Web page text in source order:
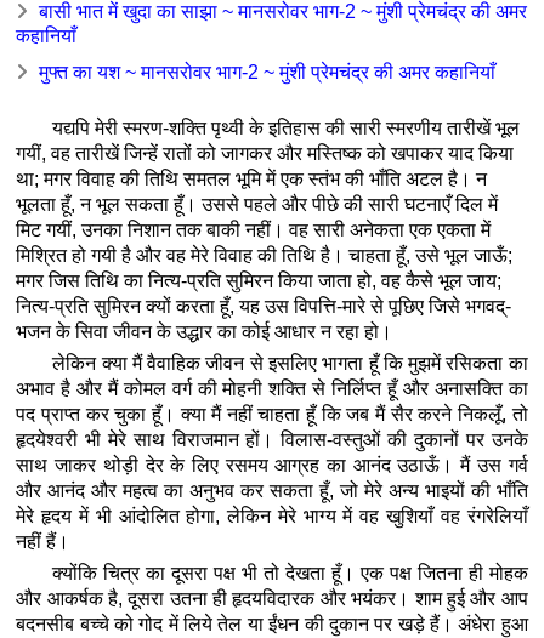
बासी भात में खुदा का साझा ~ मानसरोवर भाग-2 ~ मुंशी प्रेमचंद्र की अमर
कहानियाँ
मुफ्त का यश ~ मानसरोवर भाग-2 ~ मुंशी प्रेमचंद्र की अमर कहानियाँ
यद्यपि मेरी स्मरण-शक्ति पृथ्वी के इतिहास की सारी स्मरणीय तारीखें भूल
गयीं, वह तारीखें जिन्हें रातों को जागकर और मस्तिष्क को खपाकर याद किया
था; मगर विवाह की तिथि समतल भूमि में एक स्तंभ की भाँति अटल है। न
भूलता हूँ, न भूल सकता हूँ। उससे पहले और पीछे की सारी घटनाएँ दिल में
मिट गयीं, उनका निशान तक बाकी नहीं। वह सारी अनेकता एक एकता में
मिश्रित हो गयी है और वह मेरे विवाह की तिथि है। चाहता हूँ, उसे भूल जाऊँ;
मगर जिस तिथि का नित्य-प्रति सुमिरन किया जाता हो, वह कैसे भूल जाय;
नित्य-प्रति सुमिरन क्यों करता हूँ, यह उस विपत्ति-मारे से पूछिए जिसे भगवद्-
भजन के सिवा जीवन के उद्धार का कोई आधार न रहा हो।
लेकिन क्या मैं वैवाहिक जीवन से इसलिए भागता हूँ कि मुझमें रसिकता का
अभाव है और मैं कोमल वर्ग की मोहनी शक्ति से निर्लिप्त हूँ और अनासक्ति का
पद प्राप्त कर चुका हूँ। क्या मैं नहीं चाहता हूँ कि जब मैं सैर करने निकलूँ, तो
हृदयेश्वरी भी मेरे साथ विराजमान हों। विलास-वस्तुओं की दुकानों पर उनके
साथ जाकर थोड़ी देर के लिए रसमय आग्रह का आनंद उठाऊँ। मैं उस गर्व
और आनंद और महत्व का अनुभव कर सकता हूँ, जो मेरे अन्य भाइयों की भाँति
मेरे हृदय में भी आंदोलित होगा, लेकिन मेरे भाग्य में वह खुशियाँ वह रंगरेलियाँ
नहीं हैं।
क्योंकि चित्र का दूसरा पक्ष भी तो देखता हूँ। एक पक्ष जितना ही मोहक
और आकर्षक है, दूसरा उतना ही हृदयविदारक और भयंकर। शाम हुई और आप
बदनसीब बच्चे को गोद में लिये तेल या ईंधन की दुकान पर खड़े हैं। अंधेरा हुआ